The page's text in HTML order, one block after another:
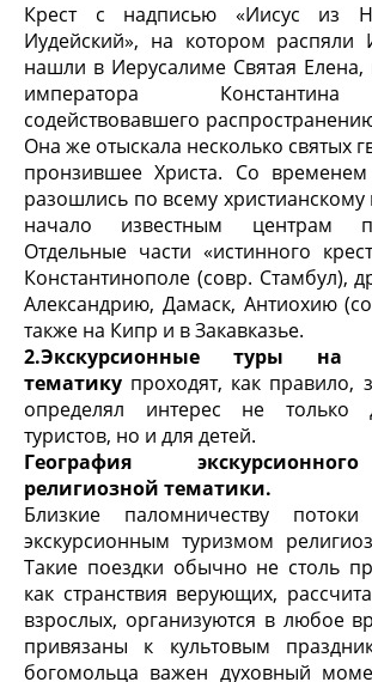
Крест с надписью «Иисус из
Иудейский», на котором распяли
нашли в Иерусалиме Святая Елена,
императора
содействовавшего
Она же отыскала несколько святых
пронзившее Христа. Со
разошлись по всему
начало известным центрам
Отдельные части «истинного
Константинополе (совр. Стамбул),
Александрию, Дамаск, Антиохию
также на Кипр и в Закавказье.
2.Экскурсионные туры на
тематику проходят, как правило,
определял интерес не только
туристов, но и для детей.
География
религиозной тематики.
Близкие паломничеству
экскурсионным туризмом
Такие поездки обычно не столь
как странствия верующих,
взрослых, организуются в любое
привязаны к культовым
богомольца важен духовный